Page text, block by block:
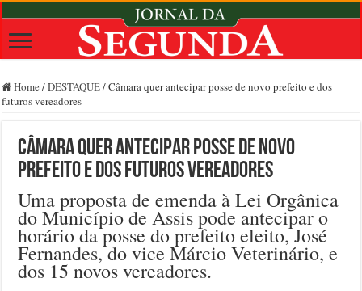
Home /DESTAQUE/Câmara quer antecipar posse de novo prefeito e dos
futuros vereadores
Câmara quer antecipar posse de novo
prefeito e dos futuros vereadores
Uma proposta de emenda à Lei Orgânica
do Município de Assis pode antecipar o
horário da posse do prefeito eleito, José
Fernandes, do vice Márcio Veterinário, e
dos 15 novos vereadores.